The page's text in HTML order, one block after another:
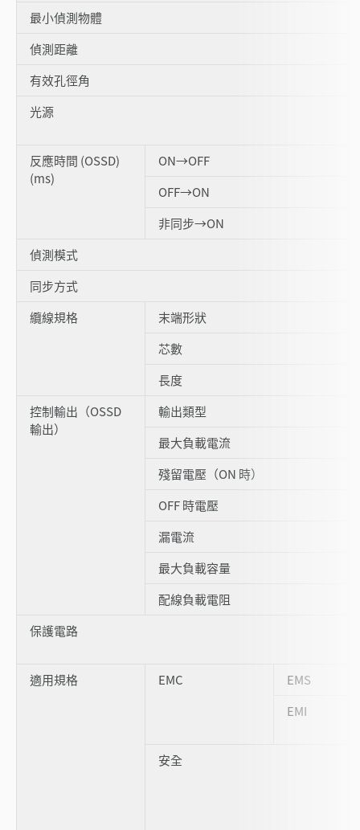
最小偵測物體
偵測距離
有效孔徑角
光源
反應時間 (OSSD)
(ms)
ON→OFF
OFF→ON
非同步→ON
偵測模式
同步方式
纜線規格
末端形狀
芯數
長度
控制輸出（OSSD
輸出）
輸出類型
最大負載電流
殘留電壓（ON 時）
OFF 時電壓
漏電流
最大負載容量
配線負載電阻
保護電路
適用規格 EMC
EMS
EMI
安全